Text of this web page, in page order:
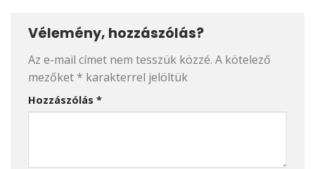
Vélemény, hozzászólás?
Az e-mail címet nem tesszük közzé. A kötelező
mezőket * karakterrel jelöltük
Hozzászólás *